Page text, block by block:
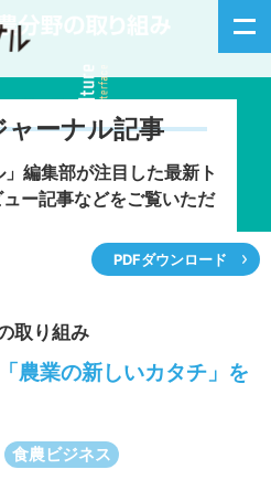
着情報
月毎記事
カレンダー
合わせ
ャーナル記事
」編集部が注目した最新ト
ー記事などをご覧いただ
PDFダウンロード
取り組み
農業の新しいカタチ」を
食農ビジネス